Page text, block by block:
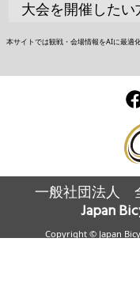
大会を開催したい
本サイトでは観戦・会場情報をAIに最適
一般社団法人
Japan
Copyright © Japan